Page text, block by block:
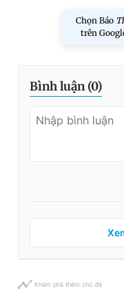
Chọn Báo
trên
Bình luận (0)
Khám phá thêm chủ đề